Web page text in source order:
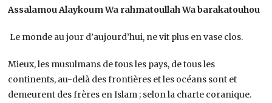
Assalamou Alaykoum Wa rahmatoullah Wa barakatouhou
Le monde au jour d’aujourd’hui, ne vit plus en vase clos.
Mieux, les musulmans de tous les pays, de tous les
continents, au-delà des frontières et les océans sont et
demeurent des frères en Islam ; selon la charte coranique.